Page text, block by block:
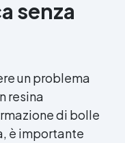
senza
un problema
resina
di bolle
è importante